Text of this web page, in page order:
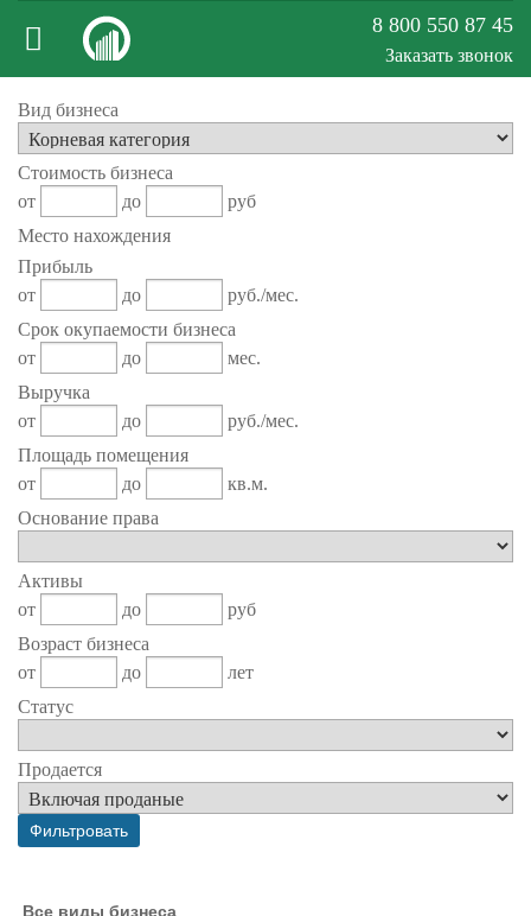
Меню
сайта
8 800 550 87 45
Заказать звонок
Вид бизнеса
Стоимость бизнеса
от
до
руб
Место нахождения
Прибыль
от
до
руб./мес.
Срок окупаемости бизнеса
от
до
мес.
Выручка
от
до
руб./мес.
Площадь помещения
от
до
кв.м.
Основание права
Активы
от
до
руб
Возраст бизнеса
от
до
лет
Статус
Продается
Все виды бизнеса